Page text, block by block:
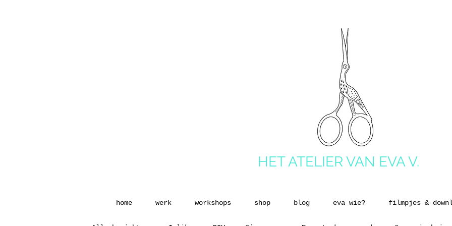
HET ATELIER VAN EVA V.
home werk workshops shop blog eva wie? filmpjes &